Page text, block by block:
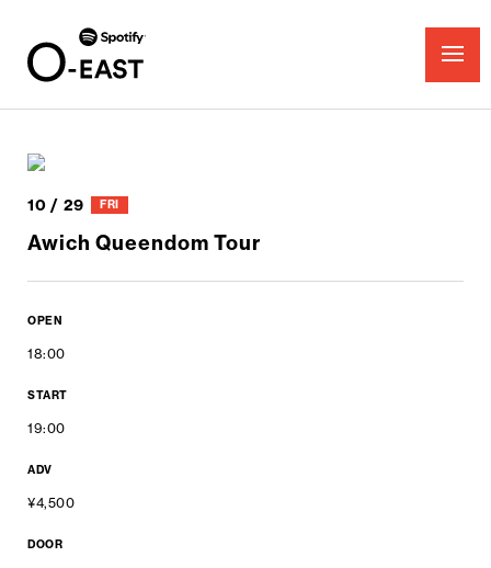
10 / 29 FRI
Awich Queendom Tour
OPEN
18:00
START
19:00
ADV
¥4,500
DOOR